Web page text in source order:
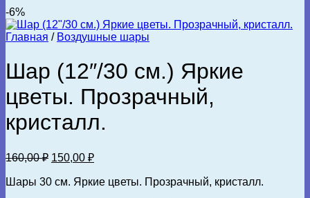
-6%
Главная / Воздушные шары
Шар (12″/30 см.) Яркие
цветы. Прозрачный,
кристалл.
160,00₽ Первоначальная
составляла
150,00 ₽Текущая
150,00 ₽.
Шары 30 см. Яркие цветы. Прозрачный, кристалл.